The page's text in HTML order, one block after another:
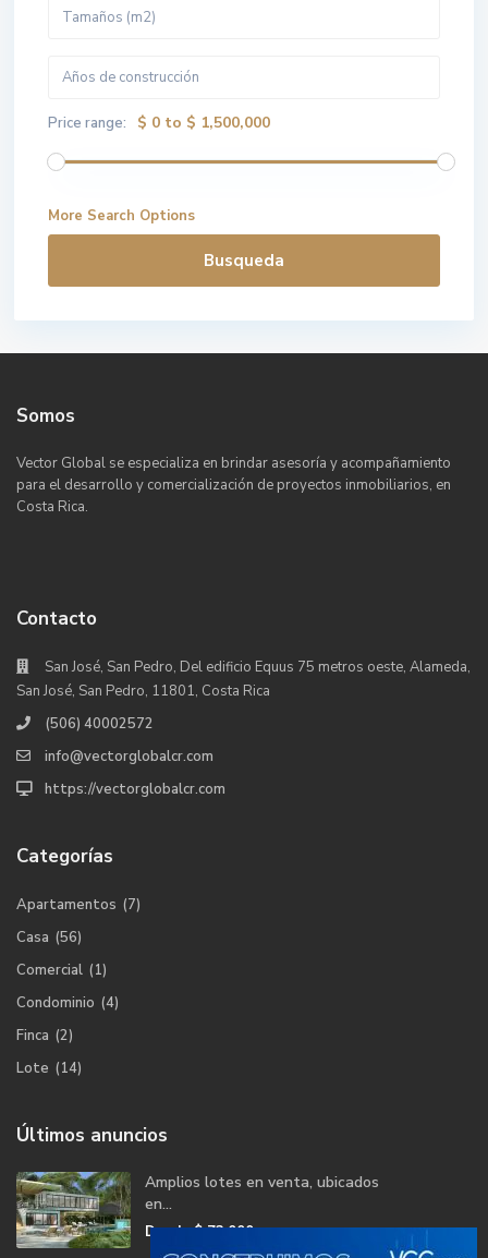
Price range: $ 0 to $ 1,500,000
More Search Options
Busqueda
Somos
Vector Global se especializa en brindar asesoría y acompañamiento
para el desarrollo y comercialización de proyectos inmobiliarios, en
Costa Rica.
Contacto
San José, San Pedro, Del edificio Equus 75 metros oeste, Alameda,
San José, San Pedro, 11801, Costa Rica
(506) 40002572
info@vectorglobalcr.com
https://vectorglobalcr.com
Categorías
Apartamentos (7)
Casa (56)
Comercial (1)
Condominio (4)
Finca (2)
Lote (14)
Últimos anuncios
Amplios lotes en venta, ubicados
en...
Desde$ 73,000